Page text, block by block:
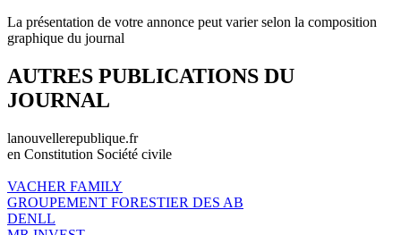
La présentation de votre annonce peut varier selon la composition
graphique du journal
AUTRES PUBLICATIONS DU
JOURNAL
lanouvellerepublique.fr
en Constitution Société civile
VACHER FAMILY
GROUPEMENT FORESTIER DES AB
DENLL